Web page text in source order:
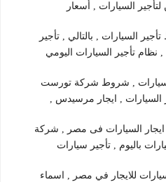
السيارات , أسعار
السيارات , بالتالي , تأجير
تأجير السيارات اليومي
سيارات , شروط شركة تورست
السيارات , ايجار مرسيدس ,
السيارات فى مصر , شركة
باليوم , تأجير سيارات
للايجار في مصر , اسماء